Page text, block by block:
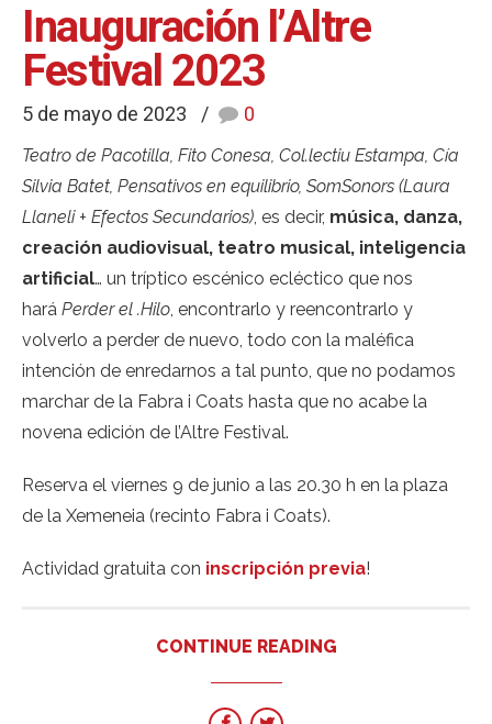
Inauguración l’Altre
Festival 2023
5 de mayo de 2023 0
Teatro de Pacotilla, Fito Conesa, Col.lectiu Estampa, Cía
Silvia Batet, Pensativos en equilibrio, SomSonors (Laura
Llaneli + Efectos Secundarios), es decir, música, danza,
creación audiovisual, teatro musical, inteligencia
artificial… un tríptico escénico ecléctico que nos
hará Perder el .Hilo, encontrarlo y reencontrarlo y
volverlo a perder de nuevo, todo con la maléfica
intención de enredarnos a tal punto, que no podamos
marchar de la Fabra i Coats hasta que no acabe la
novena edición de l’Altre Festival.
Reserva el viernes 9 de junio a las 20.30 h en la plaza
de la Xemeneia (recinto Fabra i Coats).
Actividad gratuita con inscripción previa!
CONTINUE READING